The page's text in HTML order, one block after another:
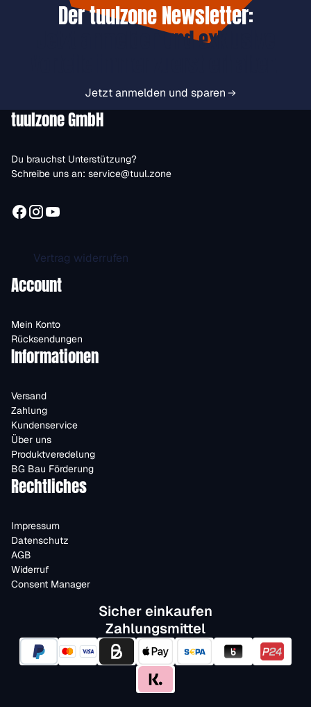
Der tuulzone Newsletter:
Jetzt anmelden und exklusive
Jetzt anmelden und sparen
tuulzone GmbH
Du brauchst Unterstützung?
Schreibe uns an: service@tuul.zone
Vertrag widerrufen
Account
Mein Konto
Rücksendungen
Informationen
Versand
Zahlung
Kundenservice
Über uns
Produktveredelung
BG Bau Förderung
Rechtliches
Impressum
Datenschutz
AGB
Widerruf
Consent Manager
Sicher einkaufen
Zahlungsmittel